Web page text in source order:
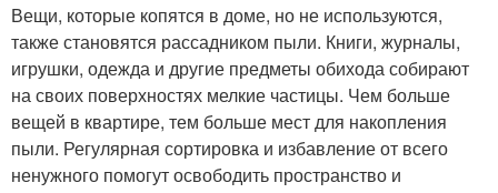
Вещи, которые копятся в доме, но не используются,
также становятся рассадником пыли. Книги, журналы,
игрушки, одежда и другие предметы обихода собирают
на своих поверхностях мелкие частицы. Чем больше
вещей в квартире, тем больше мест для накопления
пыли. Регулярная сортировка и избавление от всего
ненужного помогут освободить пространство и